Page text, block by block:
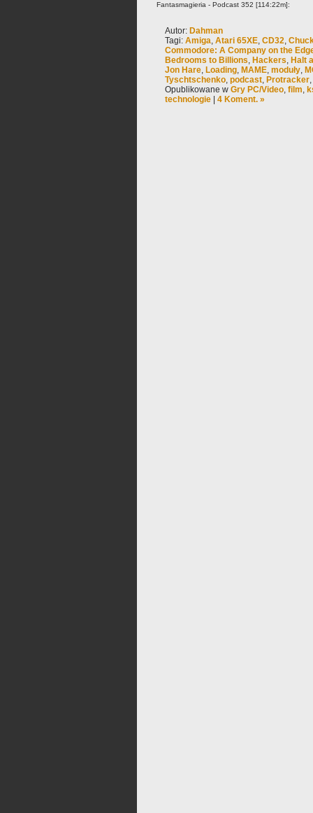
Fantasmagieria - Podcast 352 [114:22m]:
Autor: Dahman
Tagi: Amiga, Atari 65XE, CD32,
Commodore: A Company on the
Bedrooms to Billions, Hackers, Halt
Jon Hare, Loading, MAME, moduły,
Tyschtschenko, podcast, Protracker,
Opublikowane w Gry PC/Video, film,
technologie
4 Koment. »